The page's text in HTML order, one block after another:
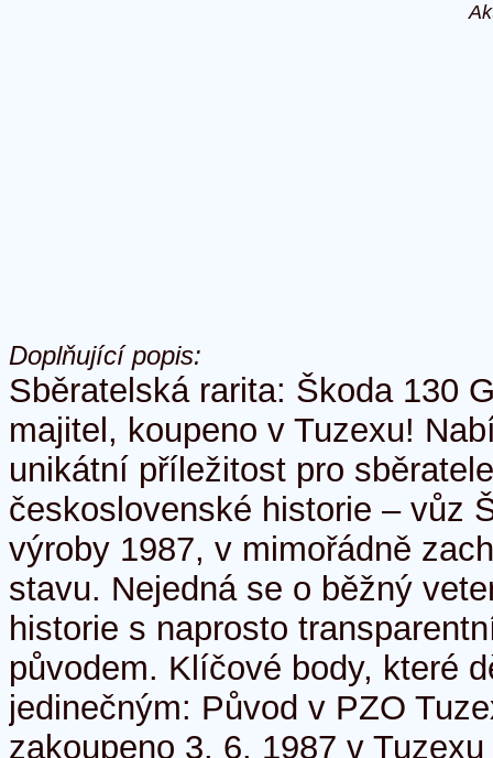
Doplňující popis:
Sběratelská rarita: Škoda 130
majitel, koupeno v Tuzexu!
unikátní příležitost pro
československé historie – vůz
výroby 1987, v mimořádně
stavu. Nejedná se o běžný
historie s naprosto
původem. Klíčové body, které
jedinečným: Původ v PZO
zakoupeno 3. 6. 1987 v